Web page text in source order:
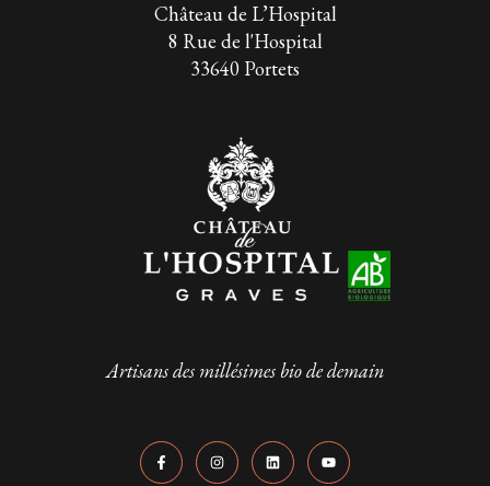
Château de L’Hospital
8 Rue de l'Hospital
33640 Portets
Artisans des millésimes bio de demain